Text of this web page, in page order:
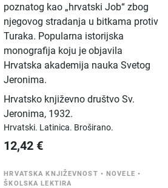
poznatog kao „hrvatski Job“ zbog
njegovog stradanja u bitkama protiv
Turaka. Popularna istorijska
monografija koju je objavila
Hrvatska akademija nauka Svetog
Jeronima.
Hrvatsko književno društvo Sv.
Jeronima, 1932.
Hrvatski. Latinica. Broširano.
12,42 €
HRVATSKA KNJIŽEVNOST •NOVELE •
ŠKOLSKA LEKTIRA